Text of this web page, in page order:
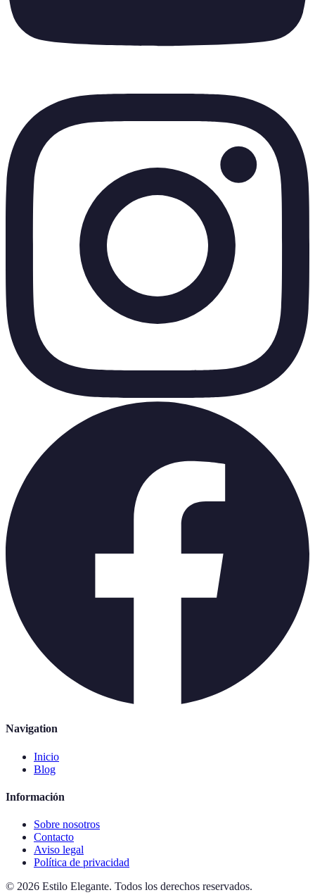
Navigation
Inicio
Blog
Información
Sobre nosotros
Contacto
Aviso legal
Política de privacidad
© 2026 Estilo Elegante. Todos los derechos reservados.